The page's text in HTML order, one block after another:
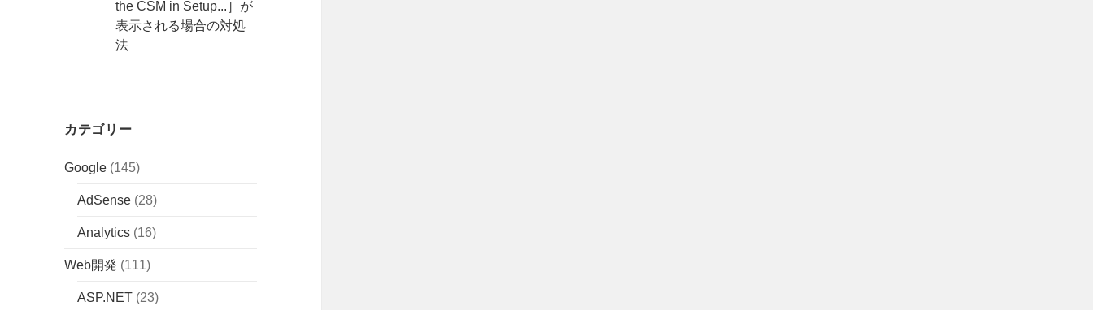
the CSM in Setup...］が
表示される場合の対処
法
カテゴリー
Google (145)
AdSense (28)
Analytics (16)
Web開発 (111)
ASP.NET (23)